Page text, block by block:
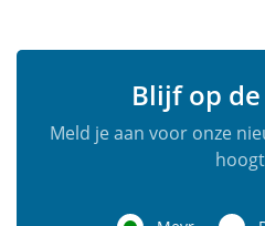
Blijf op
Meld je aan voor onze